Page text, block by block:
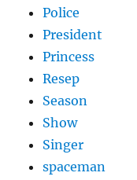
Police
President
Princess
Resep
Season
Show
Singer
spaceman